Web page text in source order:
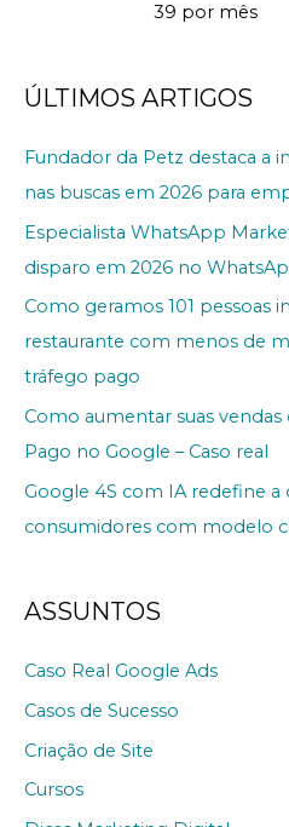
39 por mês
ÚLTIMOS ARTIGOS
Fundador da Petz destaca a
nas buscas em 2026 para
Especialista WhatsApp
disparo em 2026 no
Como geramos 101 pessoas
restaurante com menos de
tráfego pago
Como aumentar suas
Pago no Google – Caso real
Google 4S com IA redefine a
consumidores com modelo
ASSUNTOS
Caso Real Google Ads
Casos de Sucesso
Criação de Site
Cursos